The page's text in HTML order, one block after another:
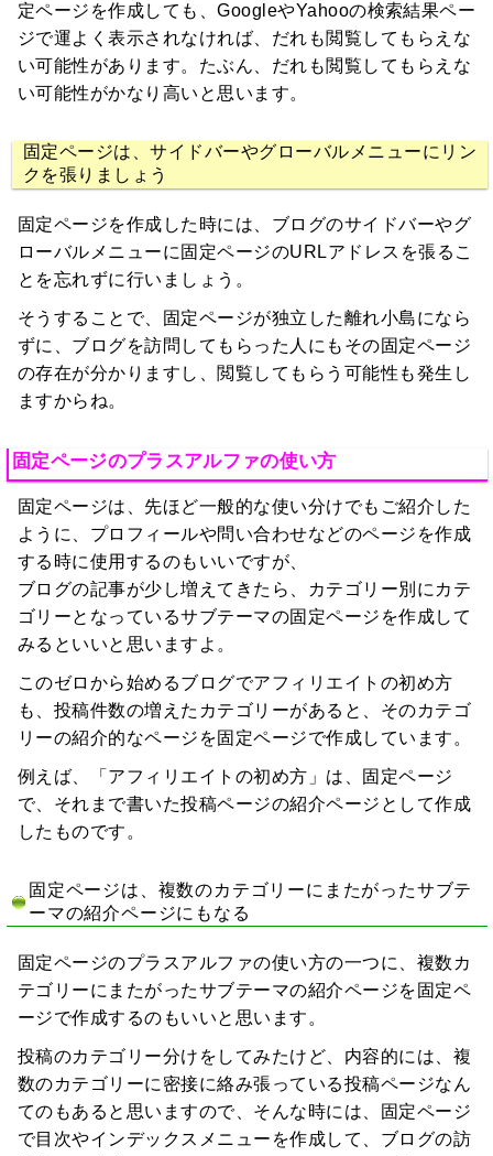
定ページを作成しても、GoogleやYahooの検索結果ペー
ジで運よく表示されなければ、だれも閲覧してもらえな
い可能性があります。たぶん、だれも閲覧してもらえな
い可能性がかなり高いと思います。
固定ページは、サイドバーやグローバルメニューにリン
クを張りましょう
固定ページを作成した時には、ブログのサイドバーやグ
ローバルメニューに固定ページのURLアドレスを張るこ
とを忘れずに行いましょう。
そうすることで、固定ページが独立した離れ小島になら
ずに、ブログを訪問してもらった人にもその固定ページ
の存在が分かりますし、閲覧してもらう可能性も発生し
ますからね。
固定ページのプラスアルファの使い方
固定ページは、先ほど一般的な使い分けでもご紹介した
ように、プロフィールや問い合わせなどのページを作成
する時に使用するのもいいですが、
ブログの記事が少し増えてきたら、カテゴリー別にカテ
ゴリーとなっているサブテーマの固定ページを作成して
みるといいと思いますよ。
このゼロから始めるブログでアフィリエイトの初め方
も、投稿件数の増えたカテゴリーがあると、そのカテゴ
リーの紹介的なページを固定ページで作成しています。
例えば、「アフィリエイトの初め方」は、固定ページ
で、それまで書いた投稿ページの紹介ページとして作成
したものです。
固定ページは、複数のカテゴリーにまたがったサブテ
ーマの紹介ページにもなる
固定ページのプラスアルファの使い方の一つに、複数カ
テゴリーにまたがったサブテーマの紹介ページを固定ペ
ージで作成するのもいいと思います。
投稿のカテゴリー分けをしてみたけど、内容的には、複
数のカテゴリーに密接に絡み張っている投稿ページなん
てのもあると思いますので、そんな時には、固定ページ
で目次やインデックスメニューを作成して、ブログの訪